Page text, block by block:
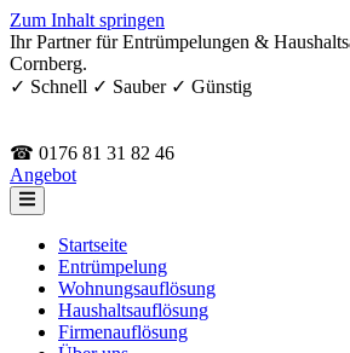
Zum Inhalt springen
Ihr Partner für Entrümpelungen &
Cornberg.
✓ Schnell ✓ Sauber ✓ Günstig
☎ 0176 81 31 82 46
Angebot
Startseite
Entrümpelung
Wohnungsauflösung
Haushaltsauflösung
Firmenauflösung